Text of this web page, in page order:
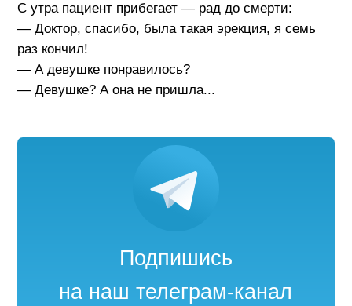
С утра пациент прибегает — рад до смерти:
— Доктор, спасибо, была такая эрекция, я семь
раз кончил!
— А девушке понравилось?
— Девушке? А она не пришла...
Подпишись
на наш телеграм-канал